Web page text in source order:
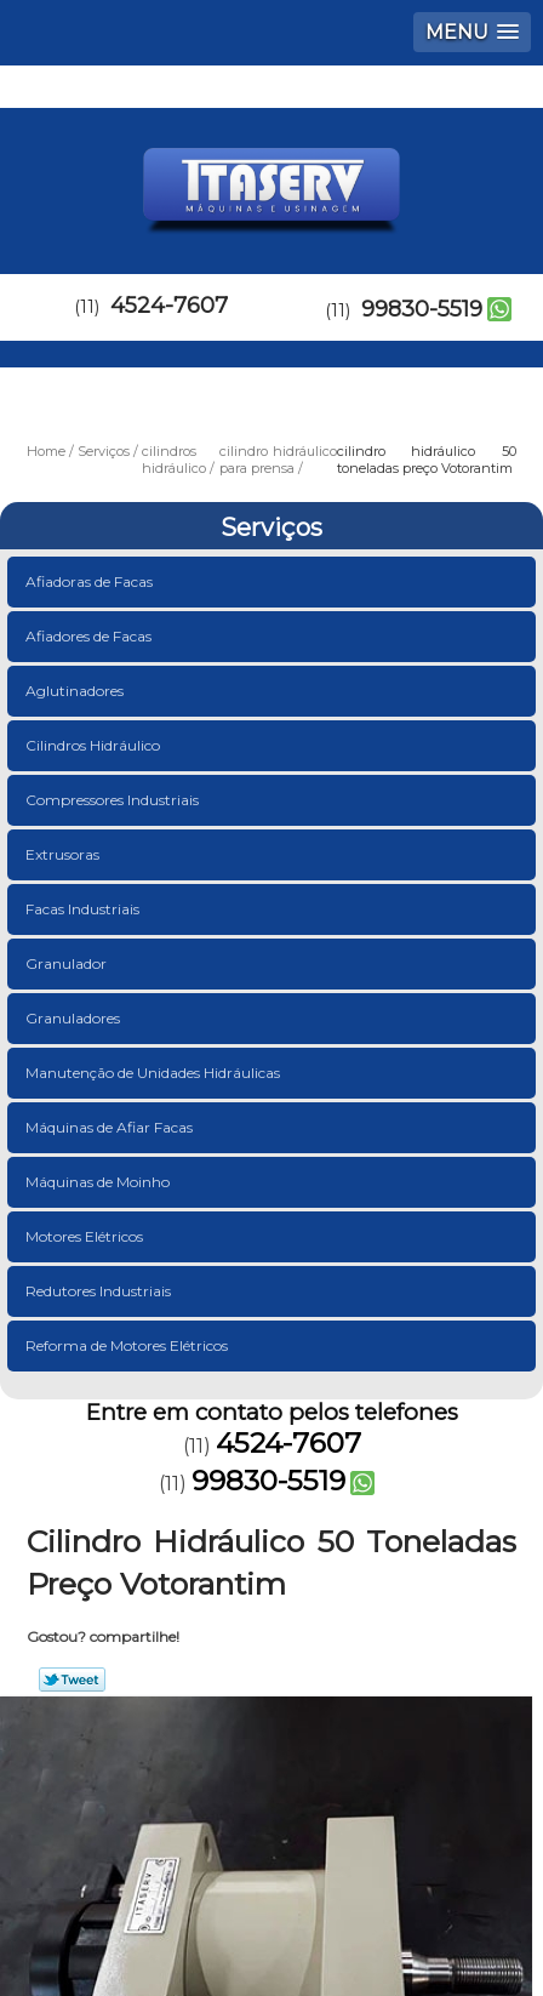
MENU
(11) 4524-7607 (11) 99830-5519
Home Serviços
cilindros
hidráulico
cilindro hidráulico
para prensa
cilindro hidráulico 50
toneladas preço Votorantim
Serviços
Afiadoras de Facas
Afiadores de Facas
Aglutinadores
Cilindros Hidráulico
Compressores Industriais
Extrusoras
Facas Industriais
Granulador
Granuladores
Manutenção de Unidades Hidráulicas
Máquinas de Afiar Facas
Máquinas de Moinho
Motores Elétricos
Redutores Industriais
Reforma de Motores Elétricos
Entre em contato pelos telefones
(11) 4524-7607
(11) 99830-5519
Cilindro Hidráulico 50 Toneladas
Preço Votorantim
Gostou? compartilhe!